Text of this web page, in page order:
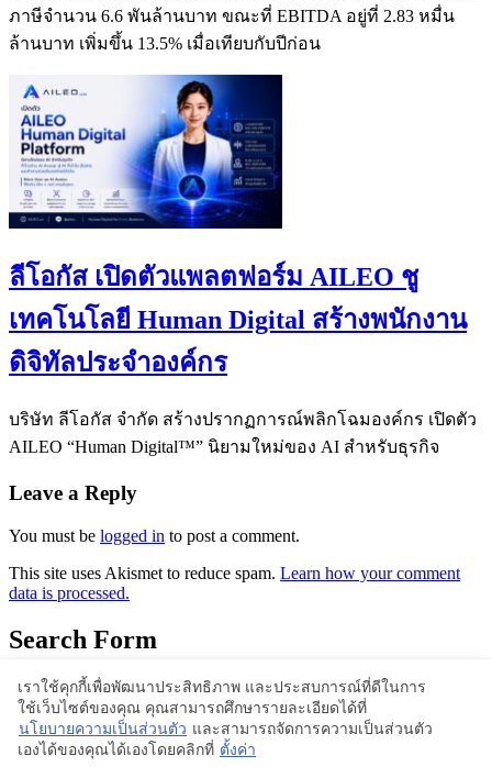
ภาษีจำนวน 6.6 พันล้านบาท ขณะที่ EBITDA อยู่ที่ 2.83 หมื่น
ล้านบาท เพิ่มขึ้น 13.5% เมื่อเทียบกับปีก่อน
ลีโอกัส เปิดตัวแพลตฟอร์ม AILEO ชู
เทคโนโลยี Human Digital สร้างพนักงาน
ดิจิทัลประจำองค์กร
บริษัท ลีโอกัส จำกัด สร้างปรากฏการณ์พลิกโฉมองค์กร เปิดตัว
AILEO “Human Digital™” นิยามใหม่ของ AI สำหรับธุรกิจ
Leave a Reply
You must be logged in to post a comment.
This site uses Akismet to reduce spam. Learn how your comment
data is processed.
Search Form
Proudly powered by WordPress | Theme: BlogStyle
เราใช้คุกกี้เพื่อพัฒนาประสิทธิภาพ และประสบการณ์ที่ดีในการ
ใช้เว็บไซต์ของคุณ คุณสามารถศึกษารายละเอียดได้ที่
นโยบายความเป็นส่วนตัว และสามารถจัดการความเป็นส่วนตัว
เองได้ของคุณได้เองโดยคลิกที่ ตั้งค่า